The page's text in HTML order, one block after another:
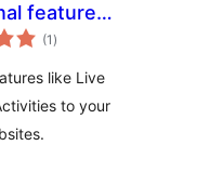
features
(1 total
de
)
like Live
to your